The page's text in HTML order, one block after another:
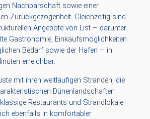
Nachbarschaft sowie einer
Zurückgezogenheit. Gleichzeitig sind
Angebote von List – darunter
Gastronomie, Einkaufsmöglichkeiten
Bedarf sowie der Hafen – in
erreichbar.
mit ihren weitläufigen Stränden, die
Dünenlandschaften
Restaurants und Strandlokale
ebenfalls in komfortabler